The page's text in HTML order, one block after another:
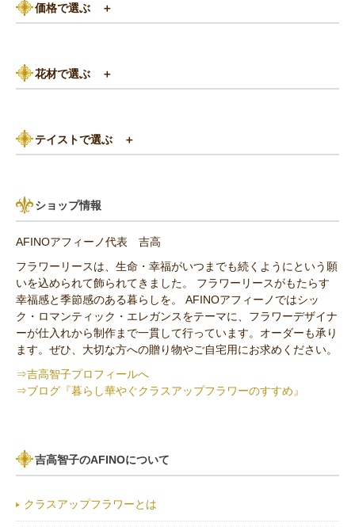
黄色・オレンジ系
赤（レッド）系
グリーン（緑色）系
価格で選ぶ ＋
3,000円～5,000円
8,000円～10,000円
花材で選ぶ ＋
あじさい
ひまわり
その他の花材
セミオーダー作品
テイストで選ぶ ＋
アンティーク
ショップ情報
AFINOアフィーノ代表 吉高
フラワーリースは、生命・幸福がいつまでも続くようにという願
いを込められて飾られてきました。 フラワーリースがもたらす
幸福感と季節感のある暮らしを。 AFINOアフィーノではシッ
ク・ロマンティック・エレガンスをテーマに、フラワーデザイナ
ーが仕入れから制作まで一貫して行っています。オーダーも承り
ます。ぜひ、大切な方への贈り物やご自宅用にお求めください。
⇒吉高智子プロフィールへ
⇒ブログ『暮らし華やぐクラスアップフラワーのすすめ』
吉高智子のAFINOについて
クラスアップフラワーとは